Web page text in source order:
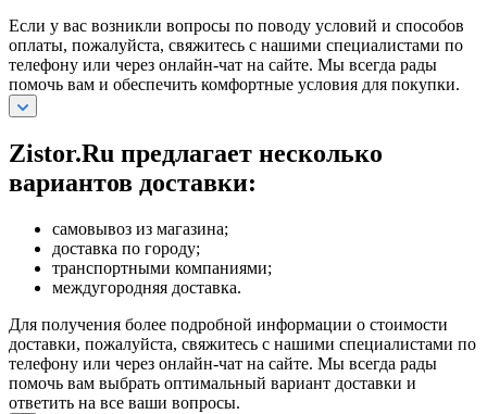
Если у вас возникли вопросы по поводу условий и способов
оплаты, пожалуйста, свяжитесь с нашими специалистами по
телефону или через онлайн-чат на сайте. Мы всегда рады
помочь вам и обеспечить комфортные условия для покупки.
Zistor.Ru предлагает несколько
вариантов доставки:
самовывоз из магазина;
доставка по городу;
транспортными компаниями;
междугородняя доставка.
Для получения более подробной информации о стоимости
доставки, пожалуйста, свяжитесь с нашими специалистами по
телефону или через онлайн-чат на сайте. Мы всегда рады
помочь вам выбрать оптимальный вариант доставки и
ответить на все ваши вопросы.